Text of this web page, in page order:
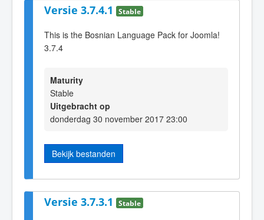
Versie 3.7.4.1 Stable
This is the Bosnian Language Pack for Joomla!
3.7.4
Maturity
Stable
Uitgebracht op
donderdag 30 november 2017 23:00
Bekijk bestanden
Versie 3.7.3.1 Stable